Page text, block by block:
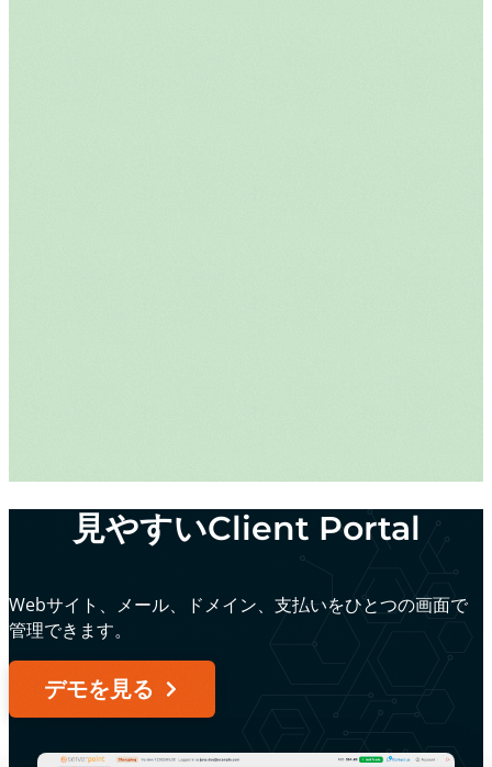
見やすいClient Portal
Webサイト、メール、ドメイン、支払いをひとつの画面で
管理できます。
デモを見る